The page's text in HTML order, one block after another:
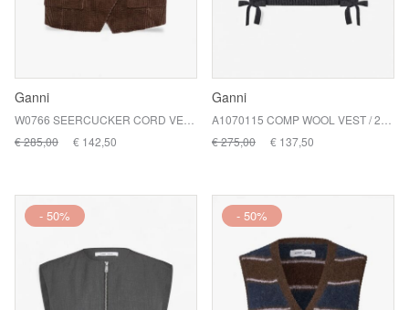
Ganni
€ 285,00
€ 142,50
Ganni
€ 275,00
€ 137,50
- 50% - 50%